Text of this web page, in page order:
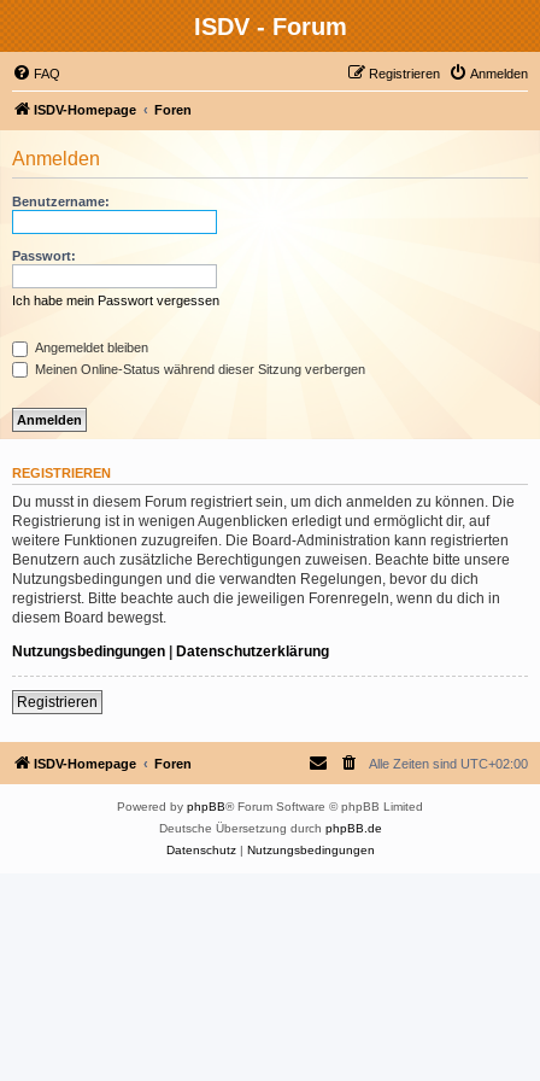
ISDV - Forum
FAQ Anmelden
Registrieren
ISDV-Homepage Foren
Anmelden
Benutzername:
Passwort:
Ich habe mein Passwort vergessen
Angemeldet bleiben
Meinen Online-Status während dieser Sitzung verbergen
REGISTRIEREN
Du musst in diesem Forum registriert sein, um dich anmelden zu können. Die
Registrierung ist in wenigen Augenblicken erledigt und ermöglicht dir, auf
weitere Funktionen zuzugreifen. Die Board-Administration kann registrierten
Benutzern auch zusätzliche Berechtigungen zuweisen. Beachte bitte unsere
Nutzungsbedingungen und die verwandten Regelungen, bevor du dich
registrierst. Bitte beachte auch die jeweiligen Forenregeln, wenn du dich in
diesem Board bewegst.
Nutzungsbedingungen | Datenschutzerklärung
Registrieren
ISDV-Homepage Foren Alle Zeiten sind UTC+02:00
Powered by phpBB® Forum Software © phpBB Limited
Deutsche Übersetzung durch phpBB.de
Datenschutz| Nutzungsbedingungen